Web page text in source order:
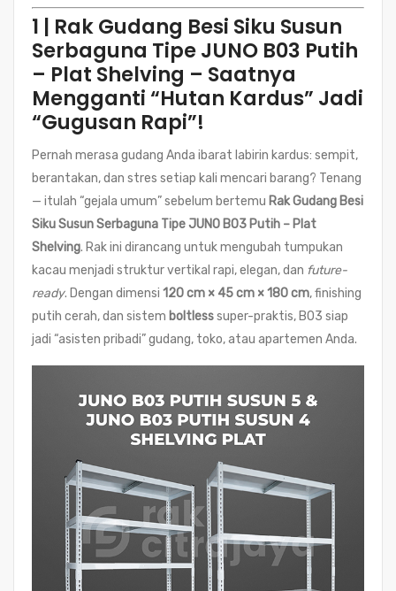
1 | Rak Gudang Besi Siku Susun
Serbaguna Tipe JUNO B03 Putih
– Plat Shelving – Saatnya
Mengganti “Hutan Kardus” Jadi
“Gugusan Rapi”!
Pernah merasa gudang Anda ibarat labirin kardus: sempit,
berantakan, dan stres setiap kali mencari barang? Tenang
— itulah “gejala umum” sebelum bertemu Rak Gudang Besi
Siku Susun Serbaguna Tipe JUNO B03 Putih – Plat
Shelving. Rak ini dirancang untuk mengubah tumpukan
kacau menjadi struktur vertikal rapi, elegan, dan future-
ready. Dengan dimensi 120 cm × 45 cm × 180 cm, finishing
putih cerah, dan sistem boltlesssuper-praktis, B03 siap
jadi “asisten pribadi” gudang, toko, atau apartemen Anda.